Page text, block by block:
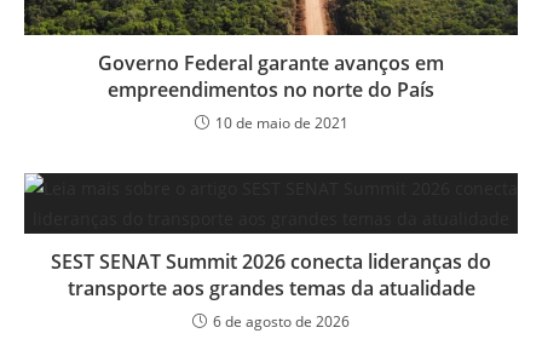
Governo Federal garante avanços em
empreendimentos no norte do País
10 de maio de 2021
SEST SENAT Summit 2026 conecta lideranças do
transporte aos grandes temas da atualidade
6 de agosto de 2026